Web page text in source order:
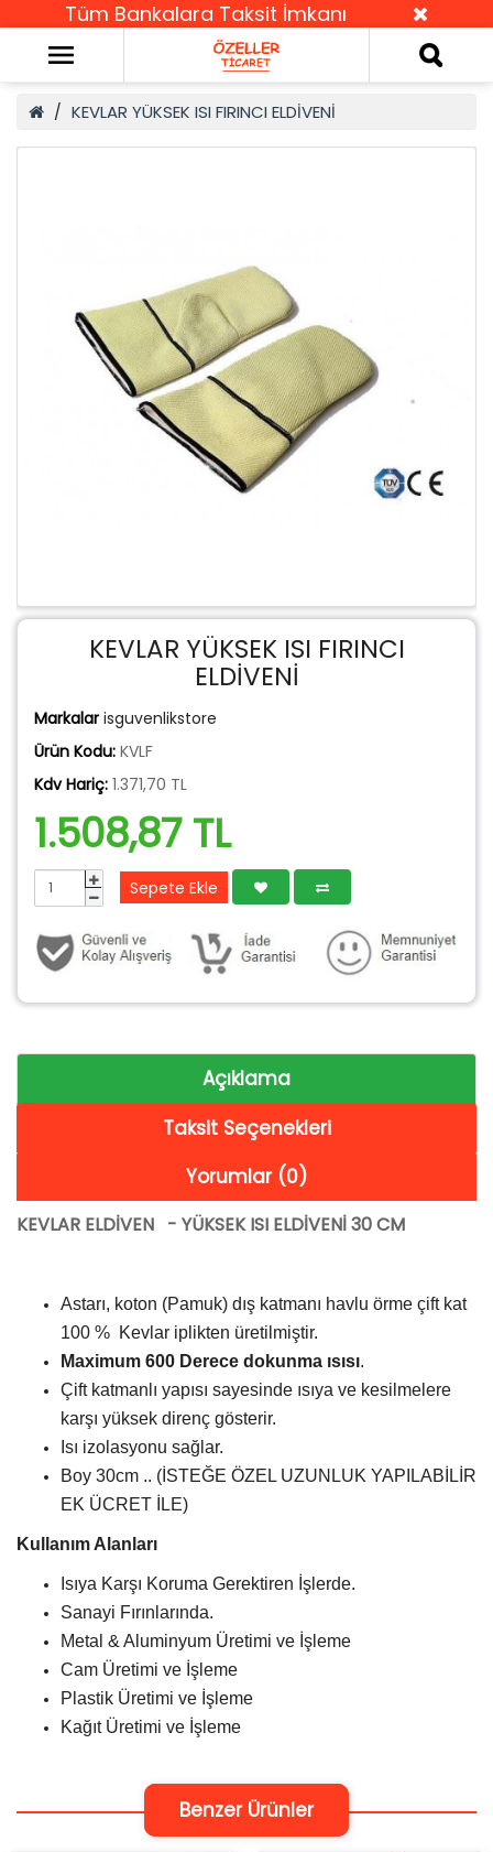
Tüm Bankalara Taksit İmkanı
KEVLAR YÜKSEK ISI FIRINCI ELDİVENİ
KEVLAR YÜKSEK ISI FIRINCI
ELDİVENİ
Markalar isguvenlikstore
Ürün Kodu: KVLF
Kdv Hariç: 1.371,70 TL
1.508,87 TL
Sepete Ekle
Açıklama
Taksit Seçenekleri
Yorumlar (0)
KEVLAR ELDİVEN - YÜKSEK ISI ELDİVENİ 30 CM
Astarı, koton (Pamuk) dış katmanı havlu örme çift kat
100 % Kevlar iplikten üretilmiştir.
Maximum 600 Derece dokunma ısısı.
Çift katmanlı yapısı sayesinde ısıya ve kesilmelere
karşı yüksek direnç gösterir.
Isı izolasyonu sağlar.
Boy 30cm .. (İSTEĞE ÖZEL UZUNLUK YAPILABİLİR
EK ÜCRET İLE)
Kullanım Alanları
Isıya Karşı Koruma Gerektiren İşlerde.
Sanayi Fırınlarında.
Metal & Aluminyum Üretimi ve İşleme
Cam Üretimi ve İşleme
Plastik Üretimi ve İşleme
Kağıt Üretimi ve İşleme
Benzer Ürünler